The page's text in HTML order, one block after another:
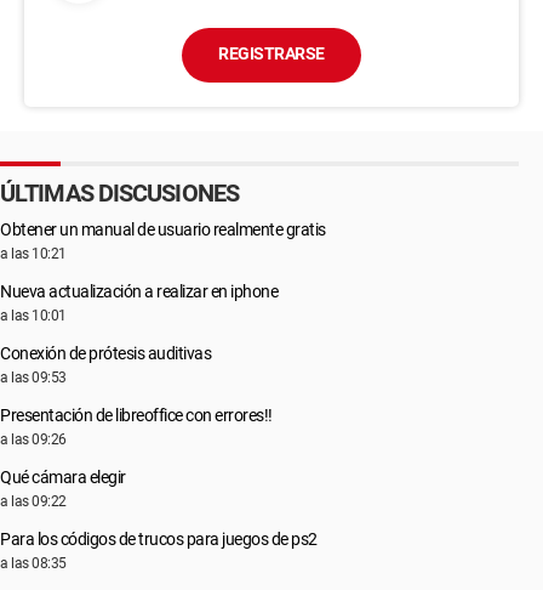
REGISTRARSE
ÚLTIMAS DISCUSIONES
Obtener un manual de usuario realmente gratis
a las 10:21
Nueva actualización a realizar en iphone
a las 10:01
Conexión de prótesis auditivas
a las 09:53
Presentación de libreoffice con errores!!
a las 09:26
Qué cámara elegir
a las 09:22
Para los códigos de trucos para juegos de ps2
a las 08:35